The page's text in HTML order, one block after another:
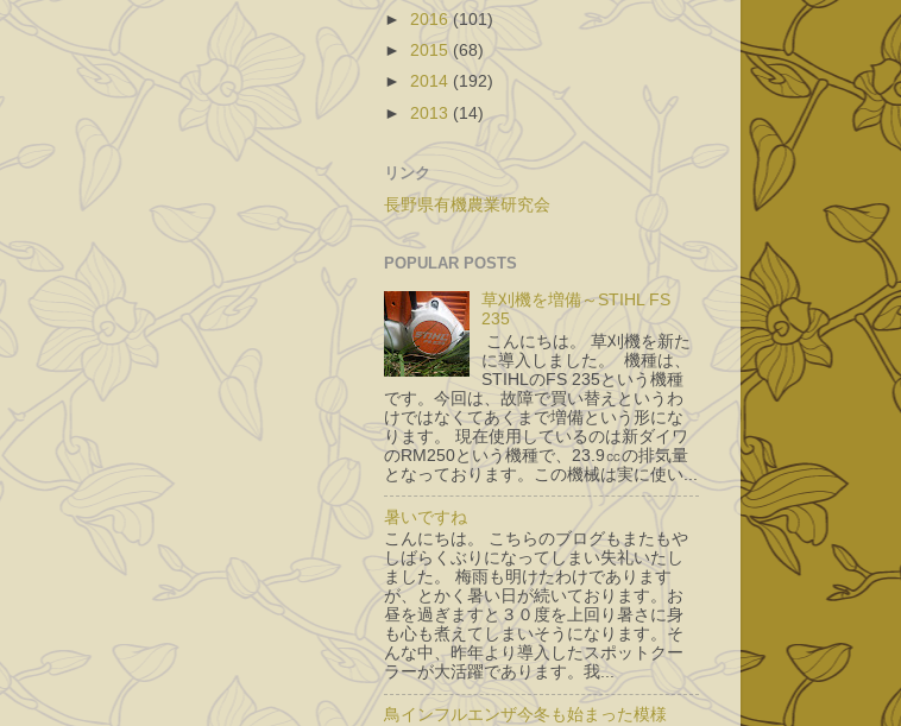
► 2016(101)
► 2015 (68)
► 2014 (192)
► 2013 (14)
リンク
長野県有機農業研究会
POPULAR POSTS
草刈機を増備～STIHL FS
235
こんにちは。 草刈機を新た
に導入しました。 機種は、
STIHLのFS 235という機種
です。今回は、故障で買い替えというわ
けではなくてあくまで増備という形にな
ります。 現在使用しているのは新ダイワ
のRM250という機種で、23.9㏄の排気量
となっております。この機械は実に使い...
暑いですね
こんにちは。 こちらのブログもまたもや
しばらくぶりになってしまい失礼いたし
ました。 梅雨も明けたわけであります
が、とかく暑い日が続いております。お
昼を過ぎますと３０度を上回り暑さに身
も心も煮えてしまいそうになります。そ
んな中、昨年より導入したスポットクー
ラーが大活躍であります。我...
鳥インフルエンザ今冬も始まった模様